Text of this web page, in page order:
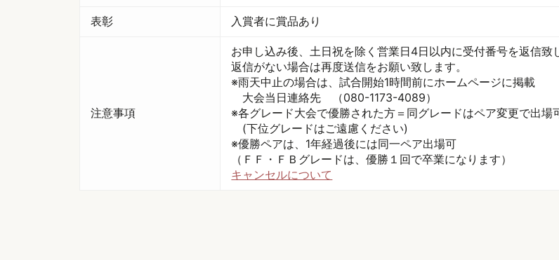
表彰 入賞者に賞品あり
注意事項
お申し込み後、土日祝を除く営業日4日以内に受付番号を返信致
返信がない場合は再度送信をお願い致します。
※雨天中止の場合は、試合開始1時間前にホームページに掲載
大会当日連絡先 （080-1173-4089）
※各グレード大会で優勝された方＝同グレードはペア変更で出場
(下位グレードはご遠慮ください)
※優勝ペアは、1年経過後には同一ペア出場可
（ＦＦ・ＦＢグレードは、優勝１回で卒業になります）
キャンセルについて